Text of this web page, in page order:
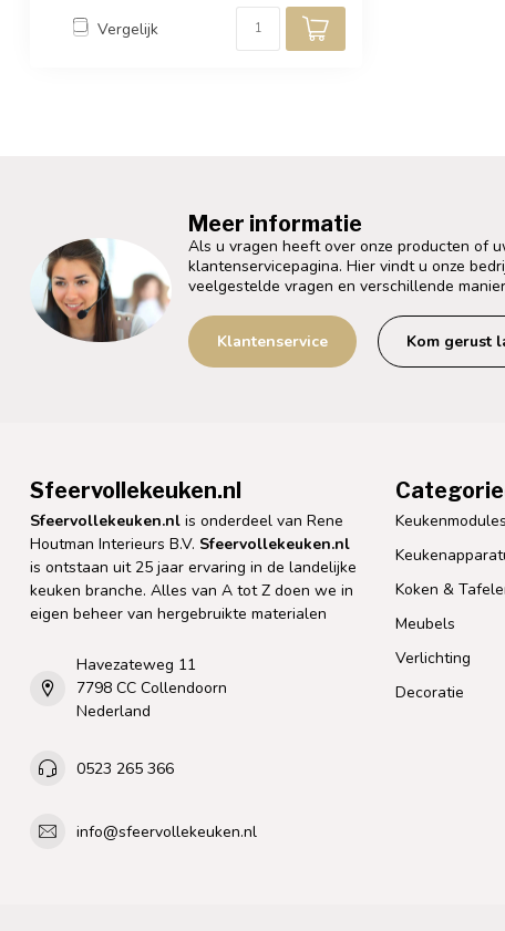
Vergelijk
Meer informatie
Als u vragen heeft over onze producten of
klantenservicepagina. Hier vindt u onze
veelgestelde vragen en verschillende
Klantenservice Kom gerust
Sfeervollekeuken.nl
Sfeervollekeuken.nl is onderdeel van Rene
Houtman Interieurs B.V. Sfeervollekeuken.nl
is ontstaan uit 25 jaar ervaring in de landelijke
keuken branche. Alles van A tot Z doen we in
eigen beheer van hergebruikte materialen
Havezateweg 11
7798 CC Collendoorn
Nederland
0523 265 366
info@sfeervollekeuken.nl
Keukenmodules
Koken &
Meubels
Verlichting
Decoratie